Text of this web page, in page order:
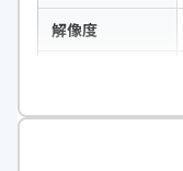
解像度
画面サイズ